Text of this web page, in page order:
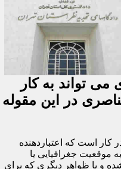
تواند به کار
در این مقوله
کار است که اعتباردهنده
موقعیت جغرافیایی یا
و یا ظواهر دیگری که برای